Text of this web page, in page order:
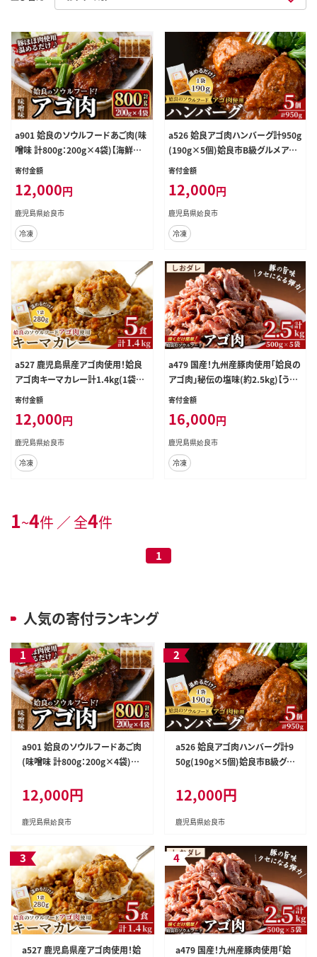
a901 姶良のソウルフードあご肉(味
噌味 計800g：200g×4袋)【海鮮七
海】あご肉 焼き肉 焼肉 惣菜 おつま
ルメ 温めるだけ 時短 惣菜 小分け
冷凍
寄付金額
12,000円
鹿児島県姶良市
冷凍
a526 姶良アゴ肉ハンバーグ計950g
(190g×5個)姶良市B級グルメアゴ
肉と黒毛和牛肉をコラボ！【うえの
寄付金額
12,000円
鹿児島県姶良市
冷凍
a527 鹿児島県産アゴ肉使用！姶良
アゴ肉キーマカレー計1.4kg(1袋28
0g×5個)姶良市B級グルメアゴ肉を
に煮込んで仕上げました！【うえの
屋】
寄付金額
12,000円
鹿児島県姶良市
冷凍
a479 国産！九州産豚肉使用「姶良の
アゴ肉」秘伝の塩味(約2.5kg)【うえ
の屋】
寄付金額
16,000円
鹿児島県姶良市
冷凍
1~4件 ／ 全4件
1
人気の寄付ランキング
a901 姶良のソウルフードあご肉
(味噌味 計800g：200g×4袋)
惣菜 おつまみ おかず 味付け肉
味付き肉 B級グルメ 温めるだけ
時短 惣菜 小分け 冷凍
12,000円
鹿児島県姶良市
a526 姶良アゴ肉ハンバーグ計9
50g(190g×5個)姶良市B級グル
【うえの屋】
12,000円
鹿児島県姶良市
a527 鹿児島県産アゴ肉使用！姶
a479 国産！九州産豚肉使用「姶